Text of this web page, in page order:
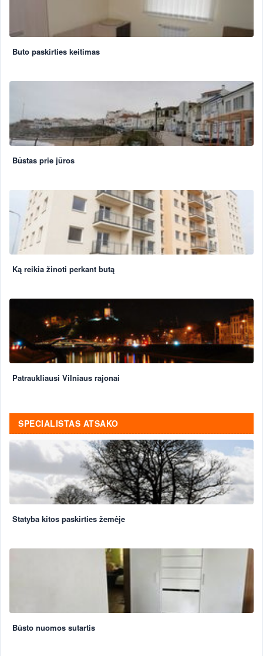
Buto paskirties keitimas
Būstas prie jūros
Ką reikia žinoti perkant butą
Patraukliausi Vilniaus rajonai
SPECIALISTAS ATSAKO
Statyba kitos paskirties žemėje
Būsto nuomos sutartis